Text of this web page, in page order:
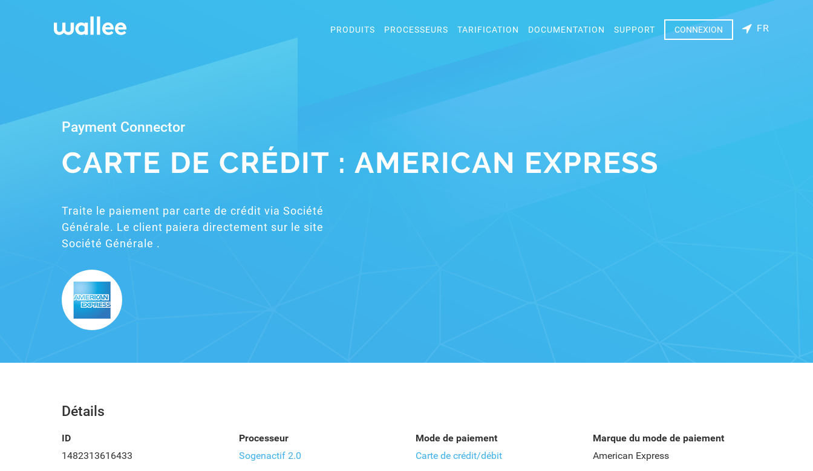
PRODUITS PROCESSEURS TARIFICATION DOCUMENTATION SUPPORT CONNEXION FR
Payment Connector
CARTE DE CRÉDIT : AMERICAN EXPRESS
Traite le paiement par carte de crédit via Société
Générale. Le client paiera directement sur le site
Société Générale .
Détails
ID
1482313616433
Processeur
Sogenactif 2.0
Mode de paiement
Carte de crédit/débit
Marque du mode de paiement
American Express